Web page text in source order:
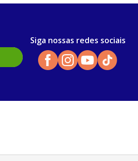
Siga nossas redes sociais